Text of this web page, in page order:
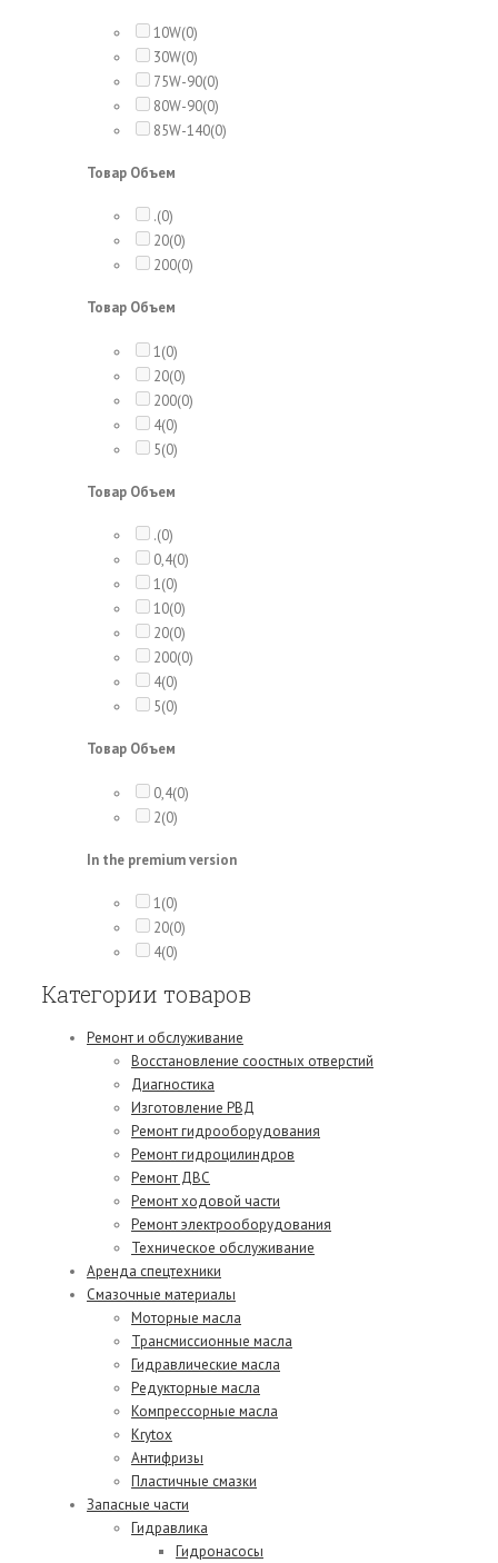
10W(0)
30W(0)
75W-90(0)
80W-90(0)
85W-140(0)
Товар Объем
.(0)
20(0)
200(0)
Товар Объем
1(0)
20(0)
200(0)
4(0)
5(0)
Товар Объем
.(0)
0,4(0)
1(0)
10(0)
20(0)
200(0)
4(0)
5(0)
Товар Объем
0,4(0)
2(0)
In the premium version
1(0)
20(0)
4(0)
Категории товаров
Ремонт и обслуживание
Восстановление соостных отверстий
Диагностика
Изготовление РВД
Ремонт гидрооборудования
Ремонт гидроцилиндров
Ремонт ДВС
Ремонт ходовой части
Ремонт электрооборудования
Техническое обслуживание
Аренда спецтехники
Смазочные материалы
Моторные масла
Трансмиссионные масла
Гидравлические масла
Редукторные масла
Компрессорные масла
Krytox
Антифризы
Пластичные смазки
Запасные части
Гидравлика
Гидронасосы